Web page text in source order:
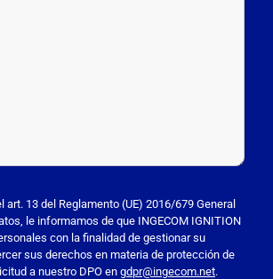
art. 13 del Reglamento (UE) 2016/679 General
le informamos de que INGECOM IGNITION
con la finalidad de gestionar su
sus derechos en materia de protección de
a nuestro DPO en gdpr@ingecom.net.